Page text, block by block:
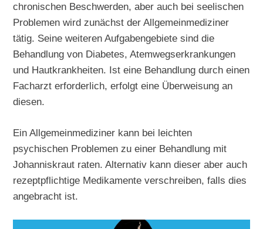
chronischen Beschwerden, aber auch bei seelischen
Problemen wird zunächst der Allgemeinmediziner
tätig. Seine weiteren Aufgabengebiete sind die
Behandlung von Diabetes, Atemwegserkrankungen
und Hautkrankheiten. Ist eine Behandlung durch einen
Facharzt erforderlich, erfolgt eine Überweisung an
diesen.
Ein Allgemeinmediziner kann bei leichten
psychischen Problemen zu einer Behandlung mit
Johanniskraut raten. Alternativ kann dieser aber auch
rezeptpflichtige Medikamente verschreiben, falls dies
angebracht ist.